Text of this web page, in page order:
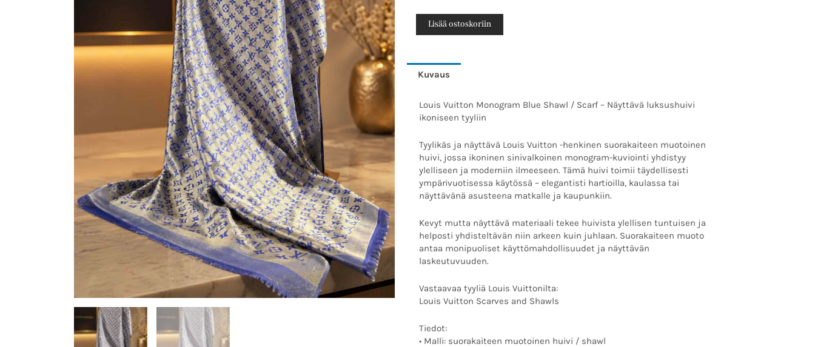
590.00 €.
Monogram
Blue
/
Scarf,Näyttävä
ikoniseen
tyyliin
Lisää ostoskoriin
Kuvaus
Louis Vuitton Monogram Blue Shawl / Scarf – Näyttävä luksushuivi
ikoniseen tyyliin
Tyylikäs ja näyttävä Louis Vuitton -henkinen suorakaiteen muotoinen
huivi, jossa ikoninen sinivalkoinen monogram-kuviointi yhdistyy
ylelliseen ja moderniin ilmeeseen. Tämä huivi toimii täydellisesti
ympärivuotisessa käytössä – elegantisti hartioilla, kaulassa tai
näyttävänä asusteena matkalle ja kaupunkiin.
Kevyt mutta näyttävä materiaali tekee huivista ylellisen tuntuisen ja
helposti yhdisteltävän niin arkeen kuin juhlaan. Suorakaiteen muoto
antaa monipuoliset käyttömahdollisuudet ja näyttävän
laskeutuvuuden.
Vastaavaa tyyliä Louis Vuittonilta:
Louis Vuitton Scarves and Shawls
Tiedot:
• Malli: suorakaiteen muotoinen huivi / shawl